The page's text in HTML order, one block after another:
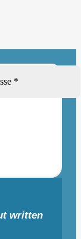
written